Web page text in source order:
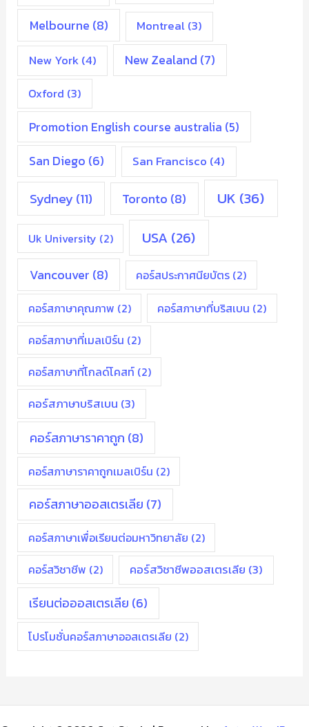
Melbourne (8) Montreal(3)
New York(4) New Zealand (7)
Oxford (3)
Promotion English course australia (5)
San Diego (6) San Francisco (4)
Sydney (11) Toronto (8) UK (36)
Uk University (2) USA (26)
Vancouver (8) คอร์สประกาศนียบัตร (2)
คอร์สภาษาคุณภาพ (2) คอร์สภาษาที่บริสเบน (2)
คอร์สภาษาที่เมลเบิร์น (2)
คอร์สภาษาที่โกลด์โคสท์(2)
คอร์สภาษาบริสเบน (3)
คอร์สภาษาราคาถูก (8)
คอร์สภาษาราคาถูกเมลเบิร์น (2)
คอร์สภาษาออสเตรเลีย (7)
คอร์สภาษาเพื่อเรียนต่อมหาวิทยาลัย (2)
คอร์สวิชาชีพ (2) คอร์สวิชาชีพออสเตรเลีย (3)
เรียนต่อออสเตรเลีย (6)
โปรโมชั่นคอร์สภาษาออสเตรเลีย (2)